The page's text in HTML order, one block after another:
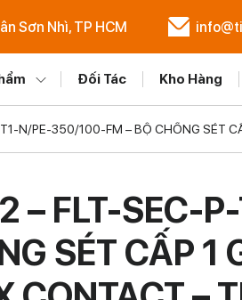
Sơn Nhì, TP HCM
Đối Tác Kho Hàng
N/PE-350/100-FM – BỘ CHỐNG SÉT
– FLT-SEC-
SÉT CẤP 1